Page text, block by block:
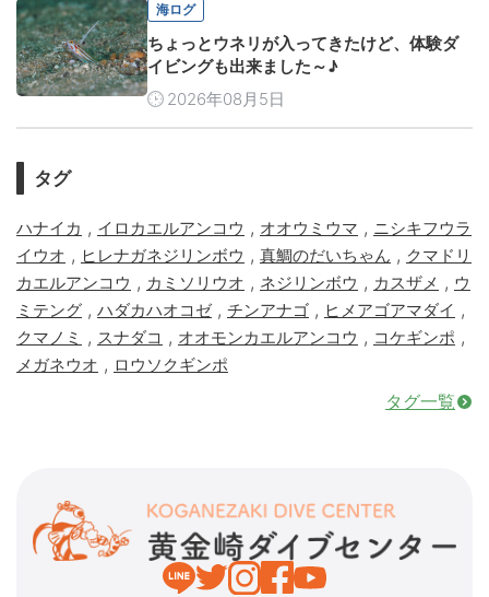
海ログ
ちょっとウネリが入ってきたけど、体験ダ
イビングも出来ました～♪
2026年08月5日
タグ
ハナイカ , イロカエルアンコウ , オオウミウマ , ニシキフウラ
イウオ , ヒレナガネジリンボウ , 真鯛のだいちゃん , クマドリ
カエルアンコウ , カミソリウオ , ネジリンボウ , カスザメ , ウ
ミテング , ハダカハオコゼ, チンアナゴ , ヒメアゴアマダイ ,
クマノミ , スナダコ , オオモンカエルアンコウ , コケギンポ ,
メガネウオ , ロウソクギンポ
タグ一覧